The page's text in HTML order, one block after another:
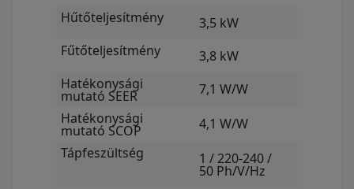
Hűtőteljesítmény
3,5 kW
Fűtőteljesítmény
3,8 kW
Hatékonysági
mutató SEER
7,1 W/W
Hatékonysági
mutató SCOP
4,1 W/W
Tápfeszültség
1 / 220-240 /
50 Ph/V/Hz